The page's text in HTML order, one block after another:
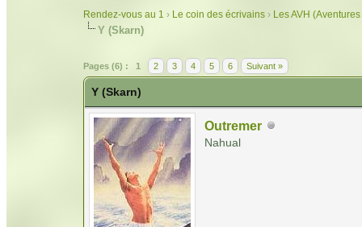
Rendez-vous au 1 › Le coin des écrivains › Les AVH
Y (Skarn)
Pages (6) : 1 2 3 4 5 6 Suivant »
Y (Skarn)
Outremer
Nahual